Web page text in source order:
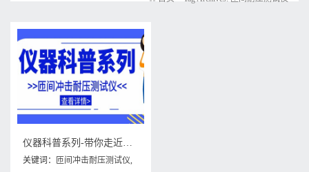
仪器科普系列-带你走近仪器之匝间冲击耐压测试仪
关键词： 匝间冲击耐压测试仪,